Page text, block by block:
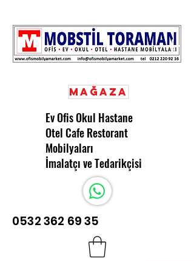
Mağaza
Ev Ofis Okul Hastane
Otel Cafe Restorant
Mobilyaları
İmalatçı ve Tedarikçisi
0532 362 69 35